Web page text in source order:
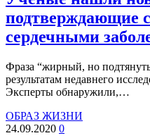
подтверждающие
сердечными
Фраза “жирный, но
результатам недавнего
Эксперты обнаружили,…
ОБРАЗ ЖИЗНИ
24.09.2020 0